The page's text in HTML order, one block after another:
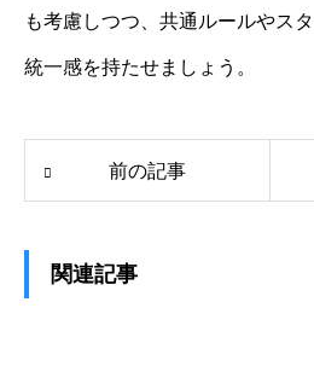
も考慮しつつ、共通ルールやス
統一感を持たせましょう。
前の記事
関連記事